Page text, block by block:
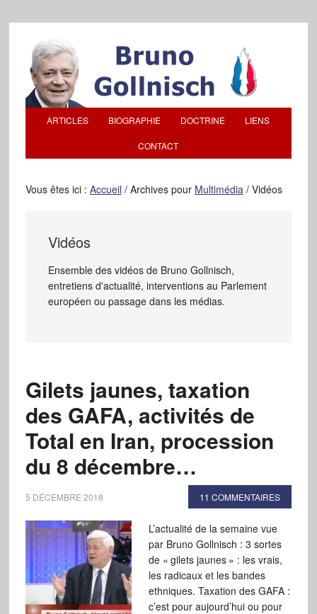
ARTICLES BIOGRAPHIE DOCTRINE LIENS
CONTACT
Vous êtes ici : Accueil /Archives pour Multimédia /Vidéos
Vidéos
Ensemble des vidéos de Bruno Gollnisch,
entretiens d'actualité, interventions au Parlement
européen ou passage dans les médias.
Gilets jaunes, taxation
des GAFA, activités de
Total en Iran, procession
du 8 décembre…
5 DÉCEMBRE 2018 11 COMMENTAIRES
L’actualité de la semaine vue
par Bruno Gollnisch : 3 sortes
de « gilets jaunes » : les vrais,
les radicaux et les bandes
ethniques. Taxation des GAFA :
c’est pour aujourd’hui ou pour